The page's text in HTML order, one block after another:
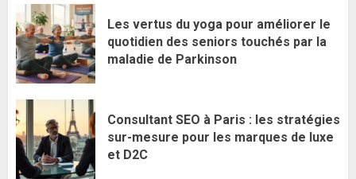
Les vertus du yoga pour améliorer le
quotidien des seniors touchés par la
maladie de Parkinson
Consultant SEO à Paris : les stratégies
sur-mesure pour les marques de luxe
et D2C